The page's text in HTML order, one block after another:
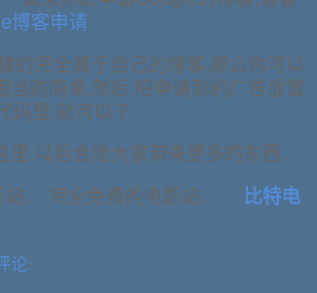
博客申请
的完全属于自己的博客,那么你可以
当的简单,然后,吧申请到的广告放置
码里,就可以了
里,以后会给大家带来更多的东西.
站, 完全免费的电影站,
比特电
论: